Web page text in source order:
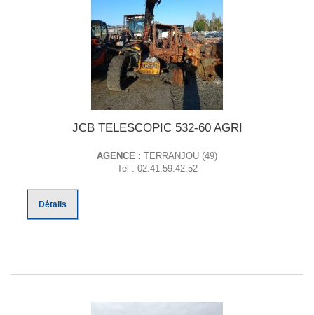
JCB TELESCOPIC 532-60 AGRI
AGENCE : TERRANJOU (49)
Tel : 02.41.59.42.52
Détails